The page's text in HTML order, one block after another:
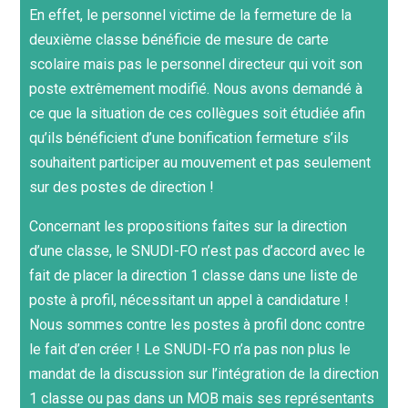
En effet, le personnel victime de la fermeture de la
deuxième classe bénéficie de mesure de carte
scolaire mais pas le personnel directeur qui voit son
poste extrêmement modifié. Nous avons demandé à
ce que la situation de ces collègues soit étudiée afin
qu’ils bénéficient d’une bonification fermeture s’ils
souhaitent participer au mouvement et pas seulement
sur des postes de direction !
Concernant les propositions faites sur la direction
d’une classe, le SNUDI-FO n’est pas d’accord avec le
fait de placer la direction 1 classe dans une liste de
poste à profil, nécessitant un appel à candidature !
Nous sommes contre les postes à profil donc contre
le fait d’en créer ! Le SNUDI-FO n’a pas non plus le
mandat de la discussion sur l’intégration de la direction
1 classe ou pas dans un MOB mais ses représentants